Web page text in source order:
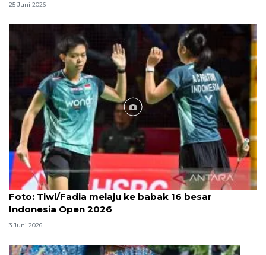
25 Juni 2026
Foto
Foto: Tiwi/Fadia melaju ke babak 16 besar
Indonesia Open 2026
3 Juni 2026